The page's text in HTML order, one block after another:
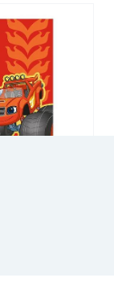
- FULGER ȘI